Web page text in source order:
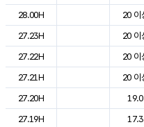
28.00H
20 이
27.23H
20 이
27.22H
20 이
27.21H
20 이
27.20H
19.0
27.19H
17.3